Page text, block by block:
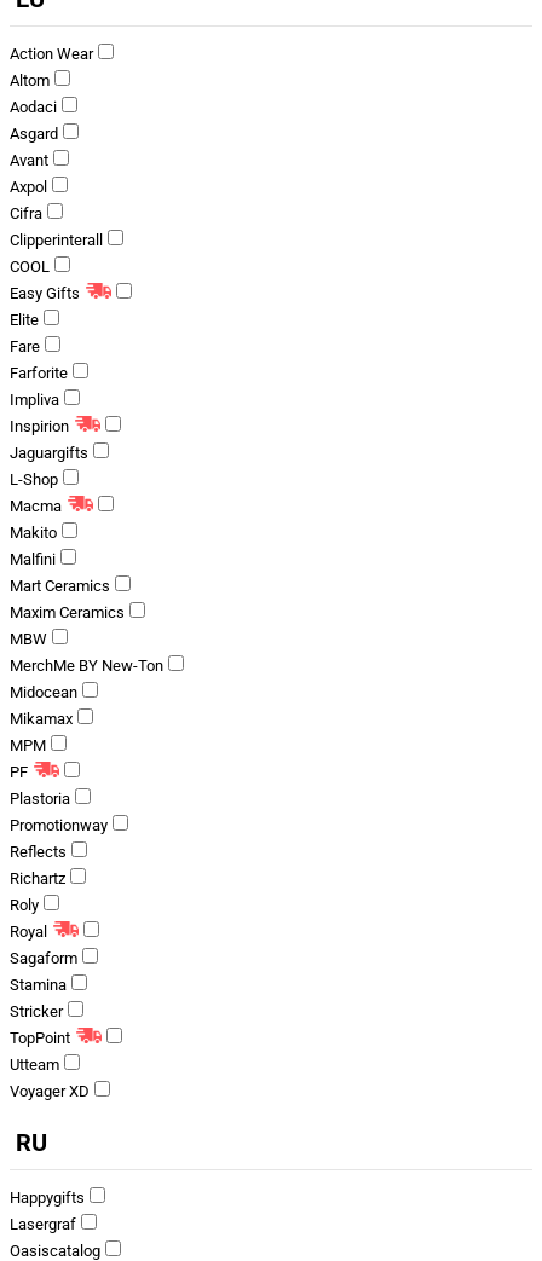
Action Wear
Altom
Aodaci
Asgard
Avant
Axpol
Cifra
Clipperinterall
COOL
Easy Gifts
Elite
Fare
Farforite
Impliva
Inspirion
Jaguargifts
L-Shop
Macma
Makito
Malfini
Mart Ceramics
Maxim Ceramics
MBW
MerchMe BY New-Ton
Midocean
Mikamax
MPM
PF
Plastoria
Promotionway
Reflects
Richartz
Roly
Royal
Sagaform
Stamina
Stricker
TopPoint
Utteam
Voyager XD
RU
Happygifts
Lasergraf
Oasiscatalog